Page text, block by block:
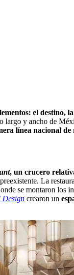
el destino,
largo y ancho de
línea nacional de
, un crucero
La
se montaron los
Design crearon un